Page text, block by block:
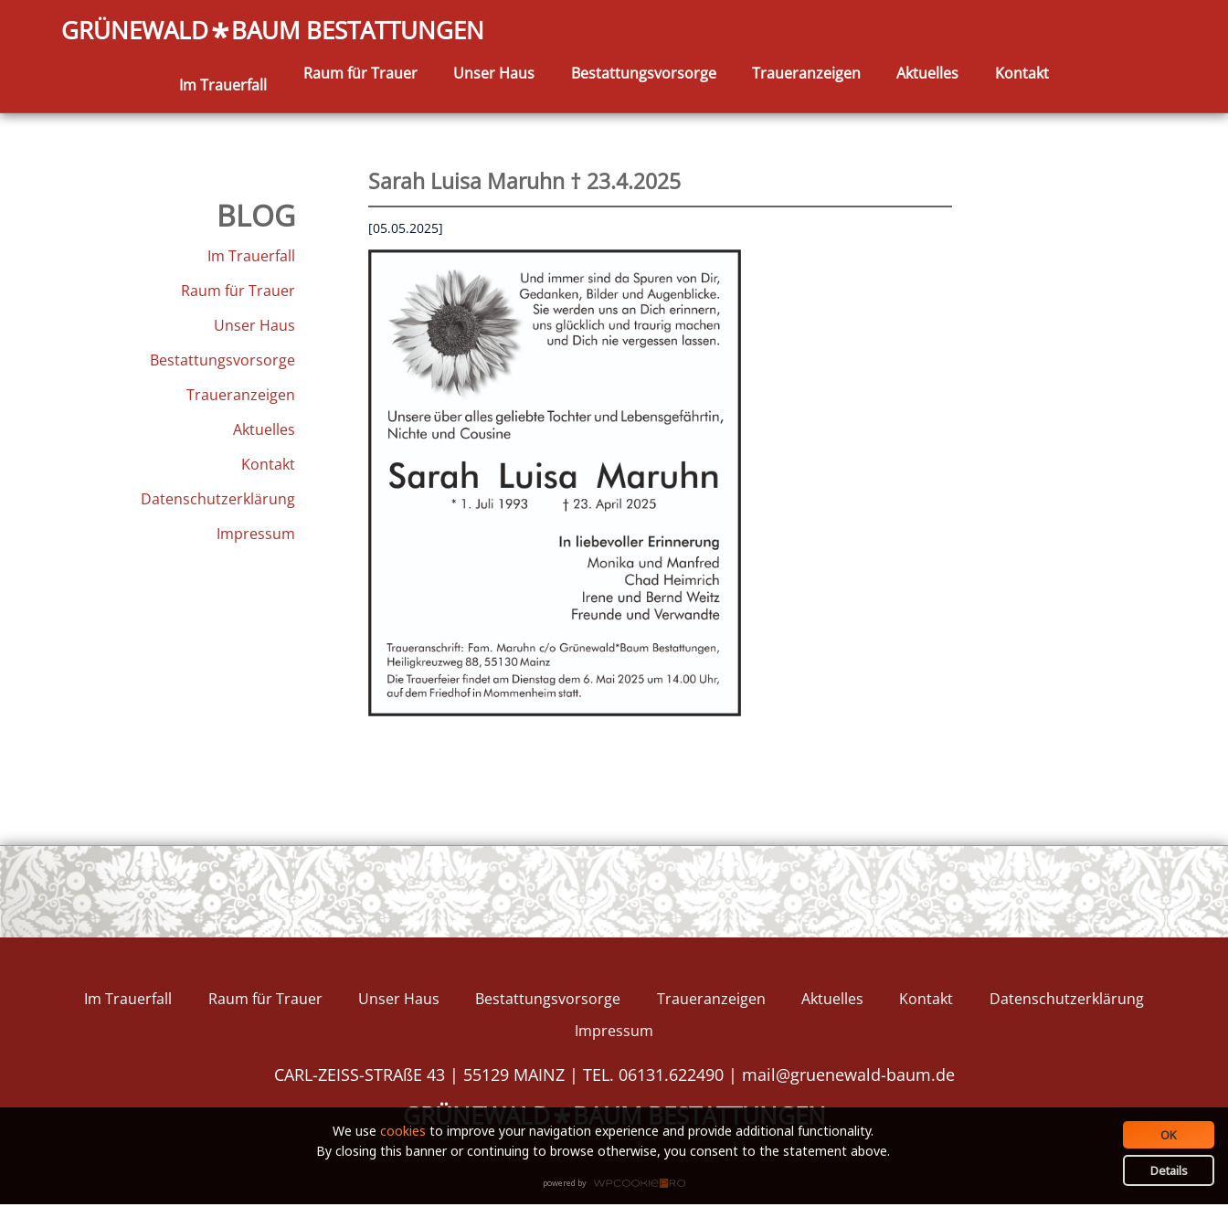
We use cookies to improve your navigation experience and provide additional functionality.
By closing this banner or continuing to browse otherwise, you consent to the statement above.
OK
Details
powered by WPCookiePro
European Commission | Cookies Policy
GRÜNEWALD*BAUM BESTATTUNGEN
Im Trauerfall
Raum für Trauer Unser Haus Bestattungsvorsorge Traueranzeigen Aktuelles Kontakt
BLOG
Im Trauerfall
Raum für Trauer
Unser Haus
Bestattungsvorsorge
Traueranzeigen
Aktuelles
Kontakt
Datenschutzerklärung
Impressum
Sarah Luisa Maruhn † 23.4.2025
[05.05.2025]
Im Trauerfall Raum für Trauer Unser Haus Bestattungsvorsorge Traueranzeigen Aktuelles Kontakt
Datenschutzerklärung
Impressum
CARL-ZEISS-STRAßE 43 | 55129 MAINZ | TEL. 06131.622490 | mail@gruenewald-baum.de
GRÜNEWALD*BAUM BESTATTUNGEN